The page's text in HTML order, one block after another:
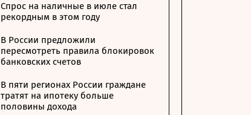
Спрос на наличные в июле стал
рекордным в этом году
В России предложили
пересмотреть правила блокировок
банковских счетов
В пяти регионах России граждане
тратят на ипотеку больше
половины дохода